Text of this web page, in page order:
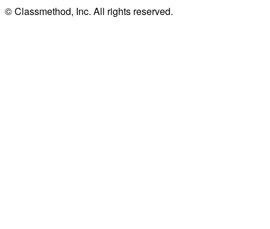
© Classmethod, Inc. All rights reserved.